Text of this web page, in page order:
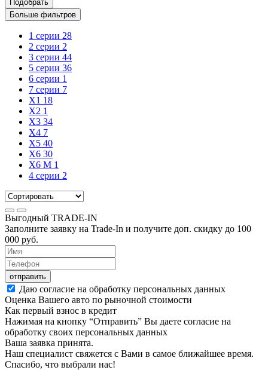
Подобрать
Больше фильтров
1 серии 28
2 серии 2
3 серии 44
5 серии 36
6 серии 1
7 серии 7
X1 18
X2 1
X3 34
X4 7
X5 40
X6 30
X6 M 1
4 серии 2
Выгодный TRADE-IN
Заполните заявку на Trade-In и получите доп. скидку до 100
000 руб.
отправить
Даю согласие на обработку персональных данных
Оценка Вашего авто по рыночной стоимости
Как первый взнос в кредит
Нажимая на кнопку “Отправить” Вы даете согласие на
обработку своих персональных данных
Ваша заявка принята.
Наш специалист свяжется с Вами в самое ближайшее время.
Спасибо, что выбрали нас!